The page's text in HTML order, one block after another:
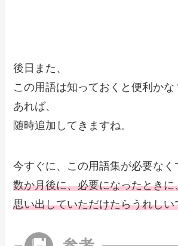
後日また、
この用語は知っておくと便利か
あれば、
随時追加してきますね。
今すぐに、この用語集が必要なく
数か月後に、必要になったときに
思い出していただけたらうれしい